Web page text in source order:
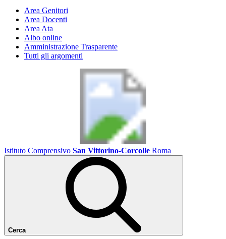
Area Genitori
Area Docenti
Area Ata
Albo online
Amministrazione Trasparente
Tutti gli argomenti
Istituto Comprensivo San Vittorino-Corcolle Roma
Cerca